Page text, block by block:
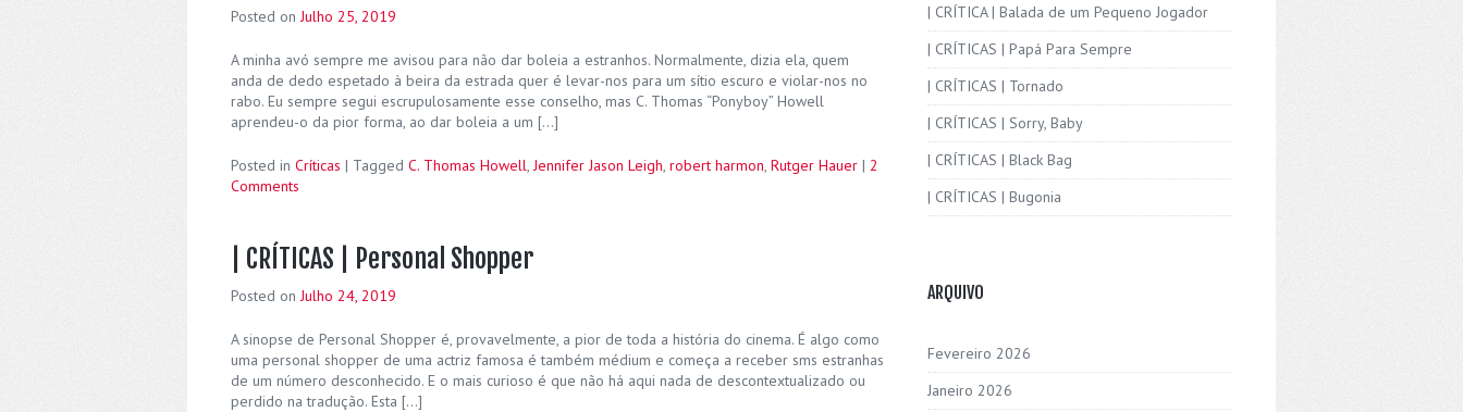
Posted onJulho 25, 2019
A minha avó sempre me avisou para não dar boleia a estranhos. Normalmente, dizia ela, quem
anda de dedo espetado à beira da estrada quer é levar-nos para um sítio escuro e violar-nos no
rabo. Eu sempre segui escrupulosamente esse conselho, mas C. Thomas “Ponyboy” Howell
aprendeu-o da pior forma, ao dar boleia a um […]
Posted in Críticas | Tagged C. Thomas Howell,Jennifer Jason Leigh, robert harmon, Rutger Hauer | 2
Comments
| CRÍTICAS | Personal Shopper
Posted onJulho 24, 2019
A sinopse de Personal Shopper é, provavelmente, a pior de toda a história do cinema. É algo como
uma personal shopper de uma actriz famosa é também médium e começa a receber sms estranhas
de um número desconhecido. E o mais curioso é que não há aqui nada de descontextualizado ou
perdido na tradução. Esta […]
| CRÍTICA | Balada de um Pequeno Jogador
| CRÍTICAS | Papá Para Sempre
| CRÍTICAS | Tornado
| CRÍTICAS | Sorry, Baby
| CRÍTICAS | Black Bag
| CRÍTICAS | Bugonia
ARQUIVO
Fevereiro 2026
Janeiro 2026